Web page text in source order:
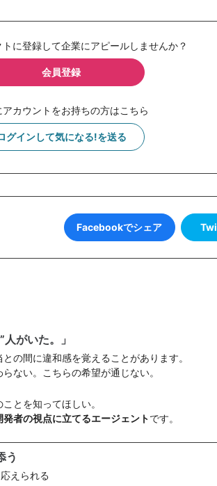
に登録して企業にアピールしませんか？
会員登録
アカウントをお持ちの方はこちら
グインして気になる!を送る
Facebookでシェア
がいた。」
の間に違和感を覚えることがあります。
ない。こちらの希望が通じない。
とを知ってほしい。
者の視点に立てるエージェントです。
う
えられる